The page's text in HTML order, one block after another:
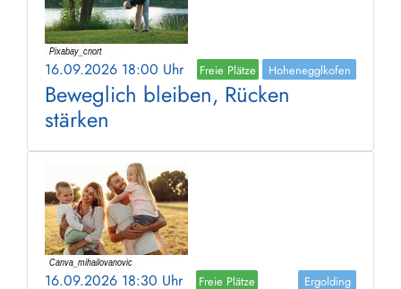
16.09.2026 18:00 Uhr Freie Plätze Hohenegglkofen
Beweglich bleiben, Rücken
stärken
16.09.2026 18:30 Uhr Freie Plätze Ergolding